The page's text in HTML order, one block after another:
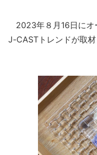
2023年８月16日にオ
J-CASTトレンドが取材